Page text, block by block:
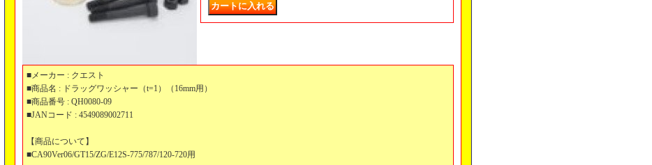
■メーカー : クエスト
■商品名 : ドラッグワッシャー（t=1）（16mm用）
■商品番号 : QH0080-09
■JANコード : 4549089002711
【商品について】
■CA90Ver06/GT15/ZG/E12S-775/787/120-720用